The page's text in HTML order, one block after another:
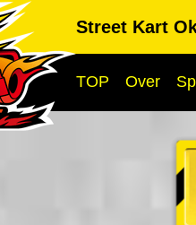
Street Kart
TOP Over